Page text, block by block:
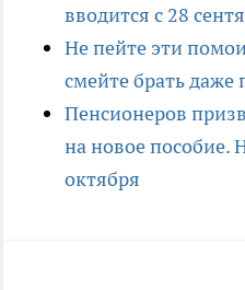
вводится с 28
Не пейте эти
смейте брать даже
Пенсионеров
на новое пособие.
октября